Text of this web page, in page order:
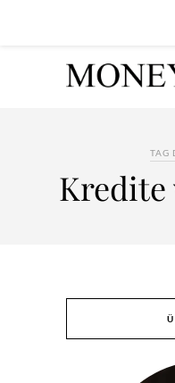
TAG
Kredite